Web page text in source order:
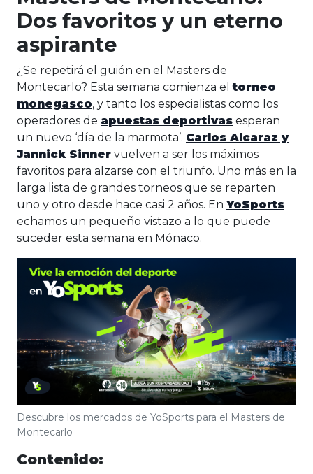
Dos favoritos y un eterno
aspirante
¿Se repetirá el guión en el Masters de
Montecarlo? Esta semana comienza eltorneo
monegasco, y tanto los especialistas como los
operadores de apuestas deportivas esperan
un nuevo ‘día de la marmota’. Carlos Alcaraz y
Jannick Sinner vuelven a ser los máximos
favoritos para alzarse con el triunfo. Uno más en la
larga lista de grandes torneos que se reparten
uno y otro desde hace casi 2 años. En YoSports
echamos un pequeño vistazo a lo que puede
suceder esta semana en Mónaco.
Descubre los mercados de YoSports para el Masters de
Montecarlo
Contenido: